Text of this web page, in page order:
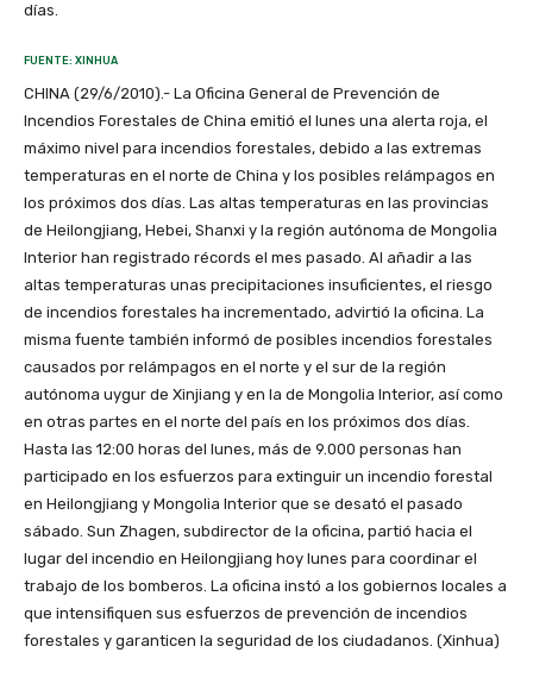
días.
FUENTE: XINHUA
CHINA (29/6/2010).- La Oficina General de Prevención de
Incendios Forestales de China emitió el lunes una alerta roja, el
máximo nivel para incendios forestales, debido a las extremas
temperaturas en el norte de China y los posibles relámpagos en
los próximos dos días. Las altas temperaturas en las provincias
de Heilongjiang, Hebei, Shanxi y la región autónoma de Mongolia
Interior han registrado récords el mes pasado. Al añadir a las
altas temperaturas unas precipitaciones insuficientes, el riesgo
de incendios forestales ha incrementado, advirtió la oficina. La
misma fuente también informó de posibles incendios forestales
causados por relámpagos en el norte y el sur de la región
autónoma uygur de Xinjiang y en la de Mongolia Interior, así como
en otras partes en el norte del país en los próximos dos días.
Hasta las 12:00 horas del lunes, más de 9.000 personas han
participado en los esfuerzos para extinguir un incendio forestal
en Heilongjiang y Mongolia Interior que se desató el pasado
sábado. Sun Zhagen, subdirector de la oficina, partió hacia el
lugar del incendio en Heilongjiang hoy lunes para coordinar el
trabajo de los bomberos. La oficina instó a los gobiernos locales a
que intensifiquen sus esfuerzos de prevención de incendios
forestales y garanticen la seguridad de los ciudadanos. (Xinhua)